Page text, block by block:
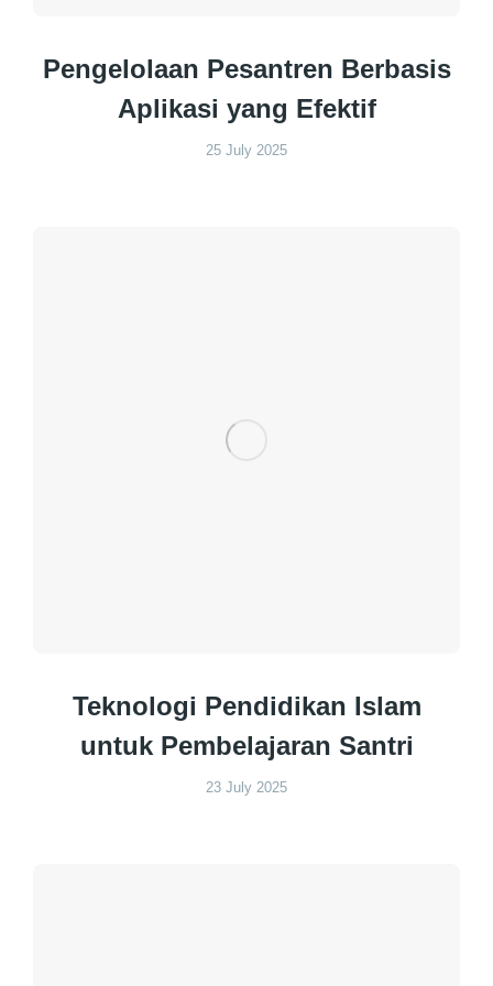
Pengelolaan Pesantren Berbasis
Aplikasi yang Efektif
25 July 2025
Teknologi Pendidikan Islam
untuk Pembelajaran Santri
23 July 2025